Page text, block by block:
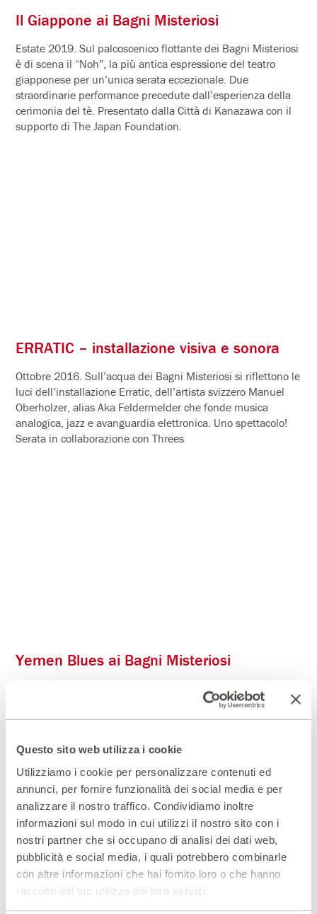
Questo sito web utilizza i cookie
Utilizziamo i cookie per personalizzare contenuti ed
annunci, per fornire funzionalità dei social media e per
analizzare il nostro traffico. Condividiamo inoltre
informazioni sul modo in cui utilizzi il nostro sito con i
nostri partner che si occupano di analisi dei dati web,
pubblicità e social media, i quali potrebbero combinarle
con altre informazioni che hai fornito loro o che hanno
raccolto dal tuo utilizzo dei loro servizi.
Il Giappone ai Bagni Misteriosi
Estate 2019. Sul palcoscenico flottante dei Bagni Misteriosi
è di scena il “Noh”, la più antica espressione del teatro
giapponese per un’unica serata eccezionale. Due
straordinarie performance precedute dall’esperienza della
cerimonia del tè. Presentato dalla Città di Kanazawa con il
supporto di The Japan Foundation.
ERRATIC – installazione visiva e sonora
Ottobre 2016. Sull’acqua dei Bagni Misteriosi si riflettono le
luci dell’installazione Erratic, dell’artista svizzero Manuel
Oberholzer, alias Aka Feldermelder che fonde musica
analogica, jazz e avanguardia elettronica. Uno spettacolo!
Serata in collaborazione con Threes
Yemen Blues ai Bagni Misteriosi
La scorsa estate abbiamo assistito al concerto della star
israeliana Ravid Kalahani, leader di Yemen Blues,
formazione vasta e attiva sulla scena internazionale,
Sul palcoscenico galleggiante della piscina dei Bagni
Misteriosi, tutta l’energia della musica mediorientale, per
una performance travolgente.